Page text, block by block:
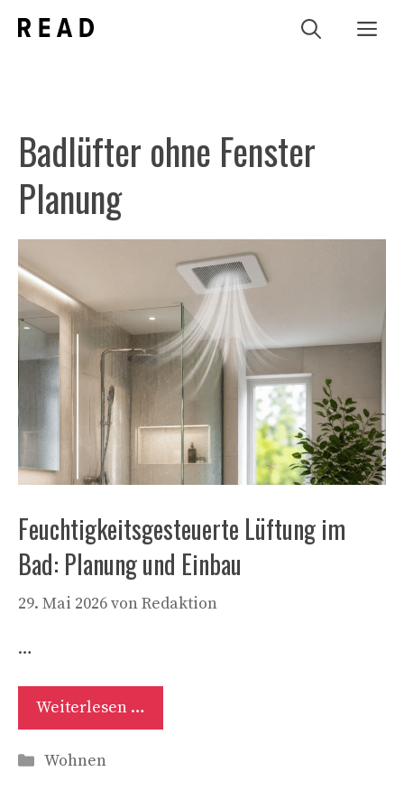
Inhalt
Badlüfter ohne Fenster
Planung
Feuchtigkeitsgesteuerte Lüftung im
Bad: Planung und Einbau
29. Mai 2026vonRedaktion
…
Weiterlesen …
Kategorien
Wohnen